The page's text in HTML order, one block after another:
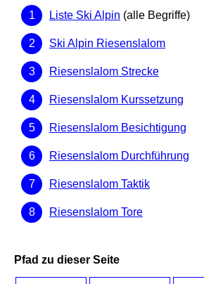
Liste Ski Alpin (alle Begriffe)
Ski Alpin Riesenslalom
Riesenslalom Strecke
Riesenslalom Kurssetzung
Riesenslalom Besichtigung
Riesenslalom Durchführung
Riesenslalom Taktik
Riesenslalom Tore
Pfad zu dieser Seite